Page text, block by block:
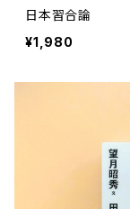
日本習合論
¥1,980